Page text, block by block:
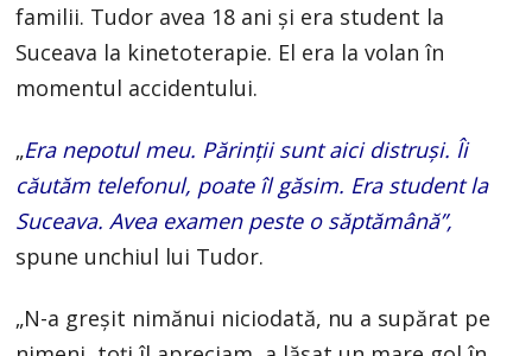
familii. Tudor avea 18 ani şi era student la
Suceava la kinetoterapie. El era la volan în
momentul accidentului.
„Era nepotul meu. Părinţii sunt aici distruşi. Îi
căutăm telefonul, poate îl găsim. Era student la
Suceava. Avea examen peste o săptămână”,
spune unchiul lui Tudor.
„N-a greşit nimănui niciodată, nu a supărat pe